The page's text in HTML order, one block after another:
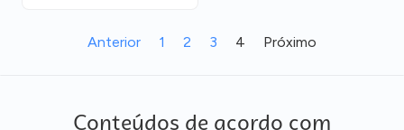
Anterior 1 2 3 4 Próximo
Conteúdos de acordo com